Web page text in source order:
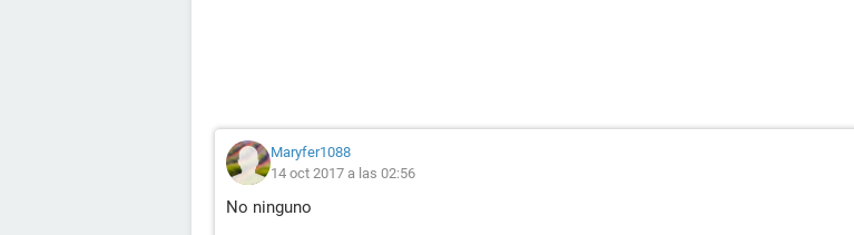
Maryfer1088
14 oct 2017 a las 02:56
No ninguno